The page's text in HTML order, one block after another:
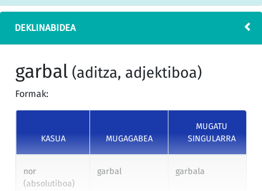
DEKLINABIDEA
garbal (aditza, adjektiboa)
Formak:
KASUA MUGAGABEA
MUGATU
SINGULARRA
nor
(absolutiboa)
garbal garbala